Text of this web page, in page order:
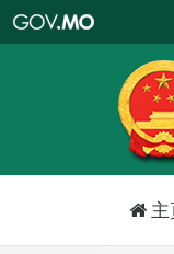
特
政
區
政
口
主